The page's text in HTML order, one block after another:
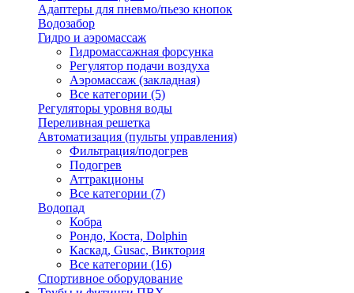
Адаптеры для пневмо/пьезо кнопок
Водозабор
Гидро и аэромассаж
Гидромассажная форсунка
Регулятор подачи воздуха
Аэромассаж (закладная)
Все категории (5)
Регуляторы уровня воды
Переливная решетка
Автоматизация (пульты управления)
Фильтрация/подогрев
Подогрев
Аттракционы
Все категории (7)
Водопад
Кобра
Рондо, Коста, Dolphin
Каскад, Gusac, Виктория
Все категории (16)
Спортивное оборудование